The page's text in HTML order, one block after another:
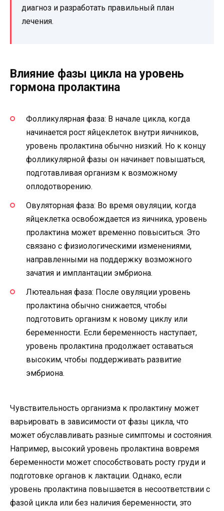
диагноз и разработать правильный план
лечения.
Влияние фазы цикла на уровень
гормона пролактина
Фолликулярная фаза: В начале цикла, когда
начинается рост яйцеклеток внутри яичников,
уровень пролактина обычно низкий. Но к концу
фолликулярной фазы он начинает повышаться,
подготавливая организм к возможному
оплодотворению.
Овуляторная фаза: Во время овуляции, когда
яйцеклетка освобождается из яичника, уровень
пролактина может временно повыситься. Это
связано с физиологическими изменениями,
направленными на поддержку возможного
зачатия и имплантации эмбриона.
Лютеальная фаза: После овуляции уровень
пролактина обычно снижается, чтобы
подготовить организм к новому циклу или
беременности. Если беременность наступает,
уровень пролактина продолжает оставаться
высоким, чтобы поддерживать развитие
эмбриона.
Чувствительность организма к пролактину может
варьировать в зависимости от фазы цикла, что
может обуславливать разные симптомы и состояния.
Например, высокий уровень пролактина вовремя
беременности может способствовать росту груди и
подготовке органов к лактации. Однако, если
уровень пролактина повышается в несоответствии с
фазой цикла или без наличия беременности, это